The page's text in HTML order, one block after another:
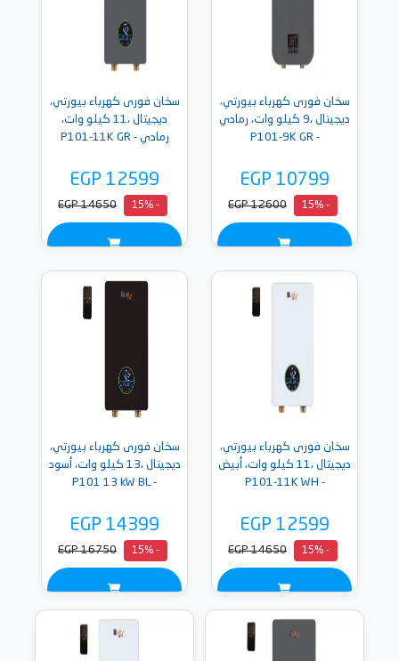
سخان فورى كهرباء بيورتي،
ديجيتال ،9 كيلو وات، رمادي
- P101-9K GR
EGP 10799
- 15%
EGP 12600
سخان فورى كهرباء بيورتي،
ديجيتال ،11 كيلو وات،
رمادي - P101-11K GR
EGP 12599
- 15%
EGP 14650
سخان فورى كهرباء بيورتي،
ديجيتال ،11 كيلو وات، أبيض
- P101-11K WH
EGP 12599
- 15%
EGP 14650
سخان فورى كهرباء بيورتي،
ديجيتال ،13 كيلو وات، أسود
- P101 13 kW BL
EGP 14399
- 15%
EGP 16750